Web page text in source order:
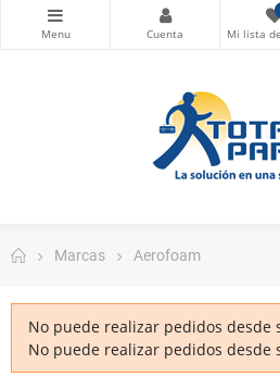
Marcas Aerofoam
No puede realizar pedidos desde
No puede realizar pedidos desde